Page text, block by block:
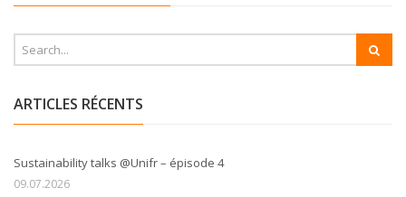
ARTICLES RÉCENTS
Sustainability talks @Unifr – épisode 4
09.07.2026